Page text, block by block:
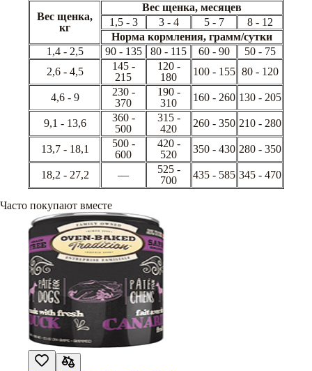
Вес щенка,
кг
Вес щенка, месяцев
1,5 - 3
3 - 4 5 - 7
8 - 12
Норма кормления, грамм/сутки
1,4 - 2,5
90 - 135 80 - 115 60 - 90
50 - 75
2,6 - 4,5
145 -
215
120 -
180
100 - 155 80 - 120
4,6 - 9
230 -
370
190 -
310
160 - 260 130 - 205
9,1 - 13,6
360 -
500
315 -
420
260 - 350 210 - 280
13,7 - 18,1
500 -
600
420 -
520
350 - 430 280 - 350
18,2 - 27,2 —
525 -
700
435 - 585 345 - 470
Часто покупают вместе